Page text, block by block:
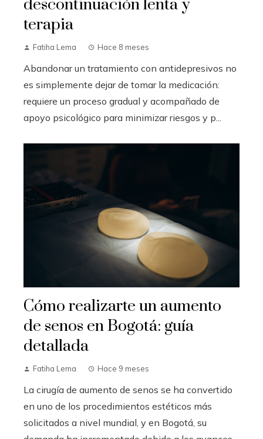
descontinuación lenta y
terapia
Fatiha Lema Hace 8 meses
Abandonar un tratamiento con antidepresivos no
es simplemente dejar de tomar la medicación:
requiere un proceso gradual y acompañado de
apoyo psicológico para minimizar riesgos y p...
Cómo realizarte un aumento
de senos en Bogotá: guía
detallada
Fatiha Lema Hace 9 meses
La cirugía de aumento de senos se ha convertido
en uno de los procedimientos estéticos más
solicitados a nivel mundial, y en Bogotá, su